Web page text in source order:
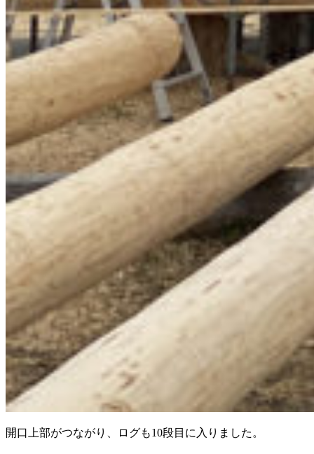
開口上部がつながり、ログも10段目に入りました。